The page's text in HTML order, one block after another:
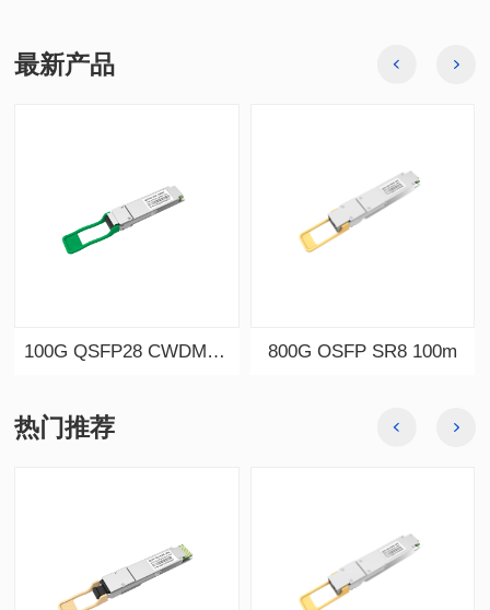
最新产品
100G QSFP28 CWDM4 2km 800G OSFP SR8 100m
热门推荐